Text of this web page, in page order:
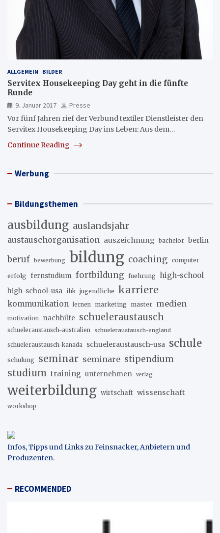
ALLGEMEIN BILDER
Servitex Housekeeping Day geht in die fünfte
Runde
9. Januar 2017
Presse
Vor fünf Jahren rief der Verbund textiler Dienstleister den
Servitex Housekeeping Day ins Leben: Aus dem…
Continue Reading
Werbung
Bildungsthemen
ausbildung auslandsjahr
austauschorganisation auszeichnung bachelor berlin
beruf bewerbung bildung coaching computer
erfolg fernstudium fortbildung fuehrung high-school
high-school-usa ihk jugendliche karriere
kommunikation lernen marketing master medien
motivation nachhilfe schueleraustausch
schueleraustausch-australien schueleraustausch-england
schueleraustausch-kanada schueleraustausch-usa schule
schulung seminar seminare stipendium
studium training unternehmen verlag
weiterbildung wirtschaft wissenschaft
workshop
Infos, Tipps und Links zu Feinsnacker, Anbietern und
Produzenten.
RECOMMENDED